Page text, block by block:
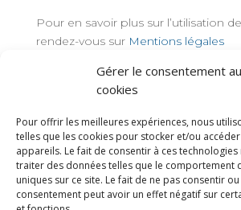
Gérer le consentement
cookies
Pour offrir les meilleures expériences, nous
telles que les cookies pour stocker et/ou
appareils. Le fait de consentir à ces
traiter des données telles que le comportement
uniques sur ce site. Le fait de ne pas consentir
consentement peut avoir un effet négatif sur
Pour en savoir plus sur l’utilisation
rendez-vous sur Mentions légales